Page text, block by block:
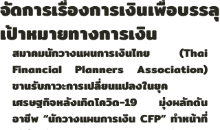
จัดการเรื่องการเงินเพื่อบรรลุ
เป้าหมายทางการเงิน
สมาคมนักวางแผนการเงินไทย (Thai
Financial Planners Association)
ขานรับภาวะการเปลี่ยนแปลงในยุค
เศรษฐกิจหลังเกิดโควิด-19 มุ่งผลักดัน
อาชีพ “นักวางแผนการเงิน CFP” ทำหน้าที่